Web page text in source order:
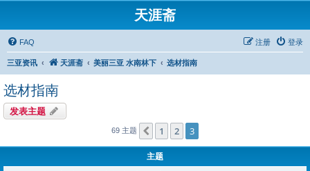
天涯斋
FAQ 登录
注册
三亚资讯 天涯斋 美丽三亚 水南林下 选材指南
选材指南
发表主题
69 主题 上一页
1 2 3
主题